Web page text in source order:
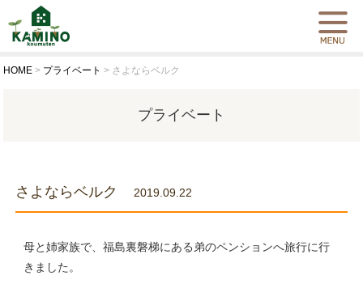
HOME > プライベート > さよならベルク
プライベート
さよならベルク 2019.09.22
母と姉家族で、福島裏磐梯にある弟のペンションへ旅行に行
きました。